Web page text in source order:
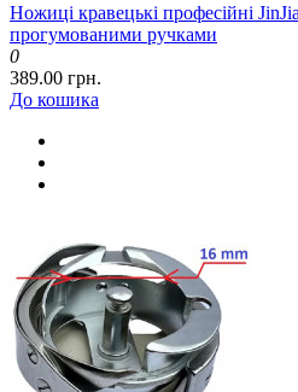
Ножиці кравецькі професійні
прогумованими ручками
0
389.00 грн.
До кошика